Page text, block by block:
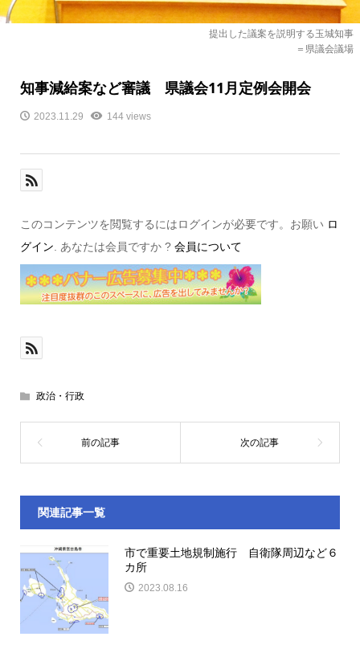
提出した議案を説明する玉城知事
＝県議会議場
知事減給案など審議 県議会11月定例会開会
2023.11.29 144 views
このコンテンツを閲覧するにはログインが必要です。お願い ロ
グイン . あなたは会員ですか ? 会員について
政治・行政
関連記事一覧
市で重要土地規制施行 自衛隊周辺など６
カ所
2023.08.16